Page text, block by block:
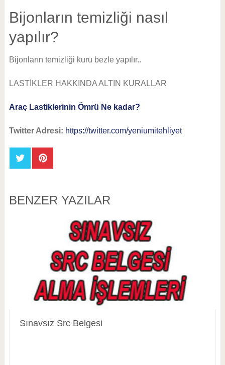
Bijonların temizliği nasıl
yapılır?
Bijonların temizliği kuru bezle yapılır..
LASTİKLER HAKKINDA ALTIN KURALLAR
Araç Lastiklerinin Ömrü Ne kadar?
Twitter Adresi: https://twitter.com/yeniumitehliyet
BENZER YAZILAR
Sınavsız Src Belgesi